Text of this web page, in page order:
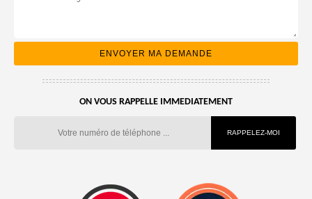
ON VOUS RAPPELLE IMMEDIATEMENT